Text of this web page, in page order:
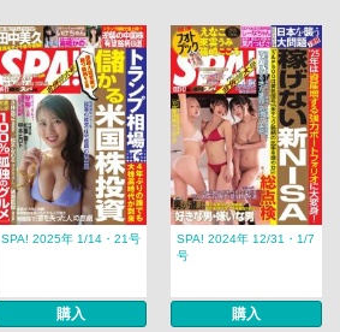
SPA! 2025年 1/14・21号
購入
SPA! 2024年 12/31・1/7
号
購入